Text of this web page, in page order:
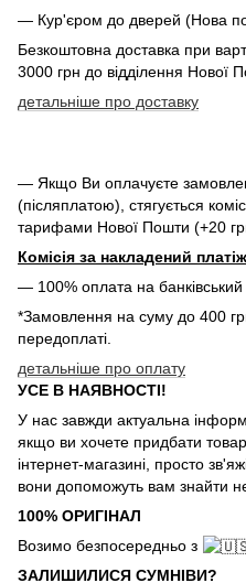
— Кур'єром до дверей (Нова
Безкоштовна доставка при
3000 грн до відділення Нової
детальніше про доставку
— Якщо Ви оплачуєте
(післяплатою), стягується
тарифами Нової Пошти (+20
Комісія за накладений
— 100% оплата на банківський
*Замовлення на суму до 400
передоплаті.
детальніше про оплату
УСЕ В НАЯВНОСТІ!
У нас завжди актуальна
якщо ви хочете придбати
інтернет-магазині, просто
вони допоможуть вам знайти
100% ОРИГІНАЛ
Возимо безпосередньо з
ЗАЛИШИЛИСЯ СУМНІВИ?